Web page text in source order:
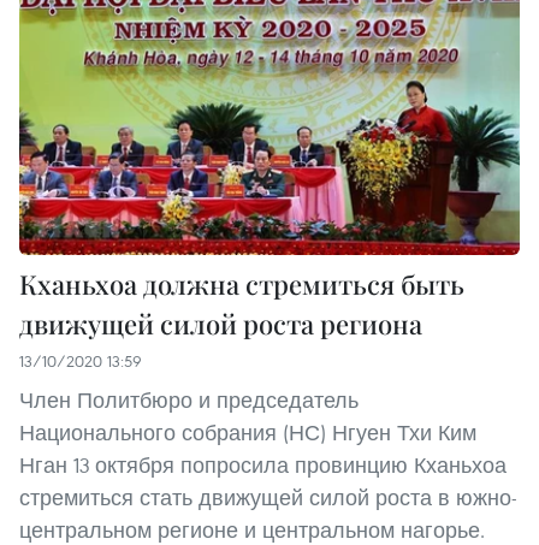
Кханьхоа должна стремиться быть
движущей силой роста региона
13/10/2020 13:59
Член Политбюро и председатель
Национального собрания (НС) Нгуен Тхи Ким
Нган 13 октября попросила провинцию Кханьхоа
стремиться стать движущей силой роста в южно-
центральном регионе и центральном нагорье.